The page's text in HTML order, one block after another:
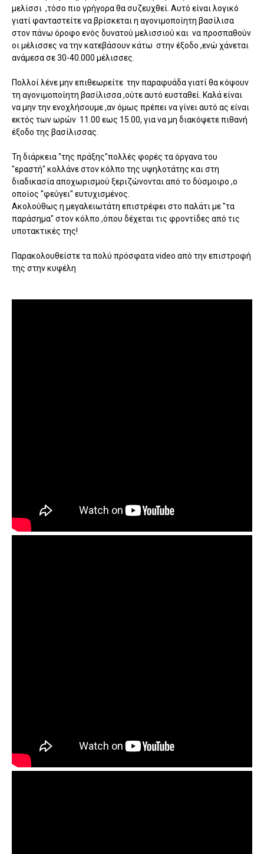
μελίσσι ,τόσο πιο γρήγορα θα συζευχθεί. Αυτό είναι λογικό
γιατί φανταστείτε να βρίσκεται η αγονιμοποίητη βασίλισα
στον πάνω όροφο ενός δυνατού μελισσιού και να προσπαθούν
οι μέλισσες να την κατεβάσουν κάτω στην έξοδο ,ενώ χάνεται
ανάμεσα σε 30-40.000 μέλισσες.
Πολλοί λένε μην επιθεωρείτε την παραφυάδα γιατί θα κόψουν
τη αγονιμοποίητη βασίλισσα ,ούτε αυτό ευσταθεί. Καλά είναι
να μην την ενοχλήσουμε ,αν όμως πρέπει να γίνει αυτό ας είναι
εκτός των ωρών 11.00 εως 15.00, για να μη διακόψετε πιθανή
έξοδο της βασίλισσας.
Τη διάρκεια "της πράξης"πολλές φορές τα όργανα του
"εραστή" κολλάνε στον κόλπο της υψηλοτάτης και στη
διαδικασία αποχωρισμού ξεριζώνονται από το δύσμοιρο ,ο
οποίος "φεύγει" ευτυχισμένος.
Ακολούθως η μεγαλειωτάτη επιστρέφει στο παλάτι με "τα
παράσημα" στον κόλπο ,όπου δέχεται τις φροντίδες από τις
υποτακτικές της!
Παρακολουθείστε τα πολύ πρόσφατα video από την επιστροφή
της στην κυψέλη